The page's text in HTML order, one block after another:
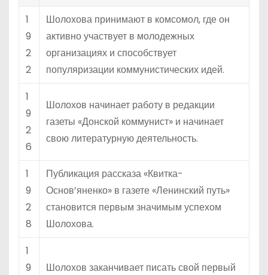
1
9
2
2
Шолохова принимают в комсомол, где он
активно участвует в молодежных
организациях и способствует
популяризации коммунистических идей.
1
9
2
6
Шолохов начинает работу в редакции
газеты «Донской коммунист» и начинает
свою литературную деятельность.
1
9
2
8
Публикация рассказа «Квитка-
Основ’яненко» в газете «Ленинский путь»
становится первым значимым успехом
Шолохова.
1
9
Шолохов заканчивает писать свой первый